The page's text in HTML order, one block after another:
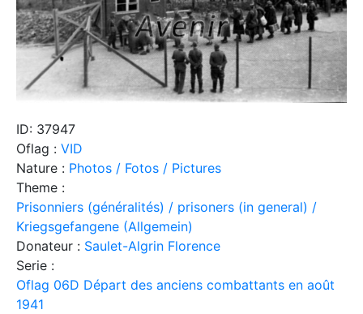
ID: 37947
Oflag : VID
Nature : Photos / Fotos / Pictures
Theme :
Prisonniers (généralités) / prisoners (in general) /
Kriegsgefangene (Allgemein)
Donateur : Saulet-Algrin Florence
Serie :
Oflag 06D Départ des anciens combattants en août
1941